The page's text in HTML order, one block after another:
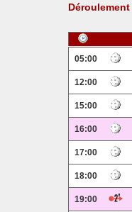
05:00
12:00
15:00
16:00
17:00
18:00
19:00